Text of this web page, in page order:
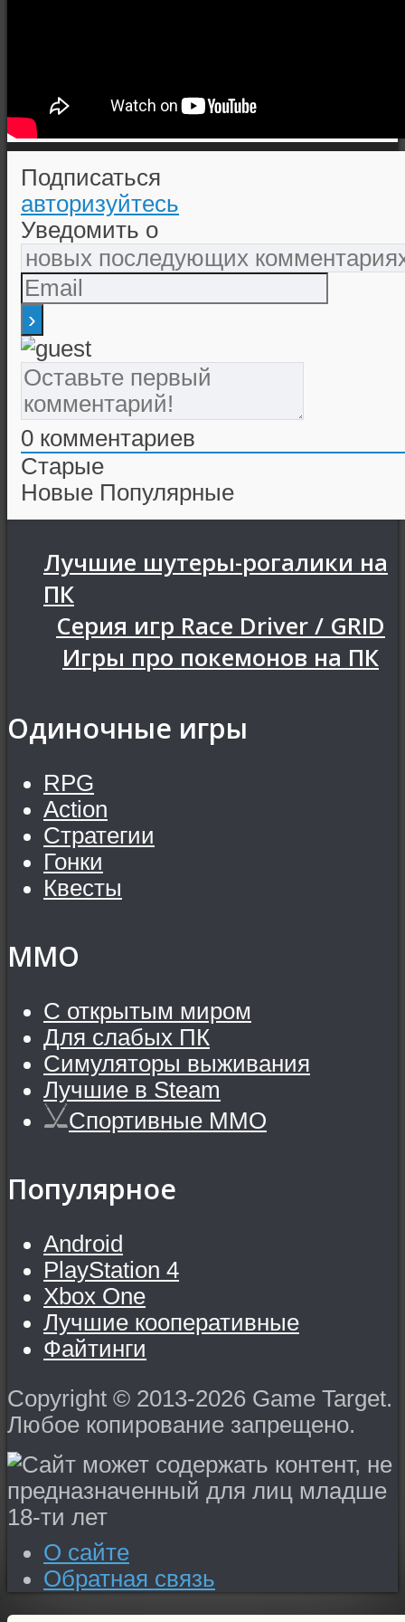
Подписаться
авторизуйтесь
Уведомить о
0 комментариев
Старые
Новые Популярные
Лучшие шутеры-рогалики на
ПК
Серия игр Race Driver / GRID
Игры про покемонов на ПК
Одиночные игры
RPG
Action
Стратегии
Гонки
Квесты
MMO
С открытым миром
Для слабых ПК
Симуляторы выживания
Лучшие в Steam
Спортивные MMO
Популярное
Android
PlayStation 4
Xbox One
Лучшие кооперативные
Файтинги
Copyright © 2013-2026 Game Target.
Любое копирование запрещено.
О сайте
Обратная связь